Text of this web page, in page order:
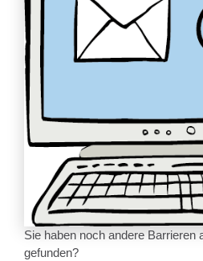
Sie haben noch andere Barrieren
gefunden?